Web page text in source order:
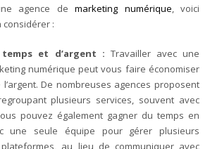
agence demarketing numérique, voici
:
temps et d’argent : Travailler avec une
numérique peut vous faire économiser
De nombreuses agences proposent
plusieurs services, souvent avec
pouvez également gagner du temps en
une seule équipe pour gérer plusieurs
au lieu de communiquer avec